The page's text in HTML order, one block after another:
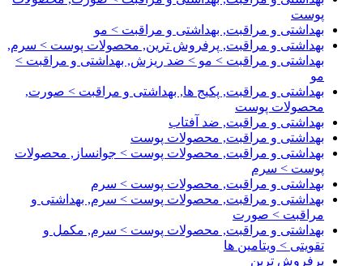
پوست
بهداشتی و مراقبت, بهداشتی و مراقبت > مو
بهداشتی و مراقبت, پرفروش ترین, محصولات پوست > سرم,
بهداشتی و مراقبت > مو > ضد ریزش, بهداشتی و مراقبت >
مو
بهداشتی و مراقبت, پکیج ها, بهداشتی و مراقبت > صورت,
محصولات پوست
بهداشتی و مراقبت, ضد آفتاب
بهداشتی و مراقبت, محصولات پوست
بهداشتی و مراقبت, محصولات پوست > جوانساز, محصولات
پوست > سرم
بهداشتی و مراقبت, محصولات پوست > سرم
بهداشتی و مراقبت, محصولات پوست > سرم, بهداشتی و
مراقبت > صورت
بهداشتی و مراقبت, محصولات پوست > سرم, مکمل و
تقویتی > ویتامین ها
پرفروش ترین